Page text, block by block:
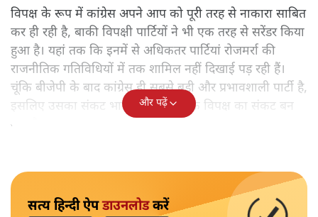
विपक्ष के रूप में कांग्रेस अपने आप को पूरी तरह से नाकारा साबित
कर ही रही है, बाकी विपक्षी पार्टियों ने भी एक तरह से सरेंडर किया
हुआ है। यहां तक कि इनमें से अधिकतर पार्टियां रोजमर्रा की
राजनीतिक गतिविधियों में तक शामिल नहीं दिखाई पड़ रही हैं।
चूंकि बीजेपी के बाद कांग्रेस ही सबसे बड़ी और प्रभावशाली पार्टी है,
इसलिए उसका संकट भारतीय राजनीति के विपक्ष का संकट बन
गया है।
और पढ़ें
सत्य हिन्दी ऐपडाउनलोडकरें